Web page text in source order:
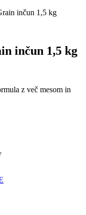
inčun 1,5 kg
inčun 1,5 kg
z več mesom in